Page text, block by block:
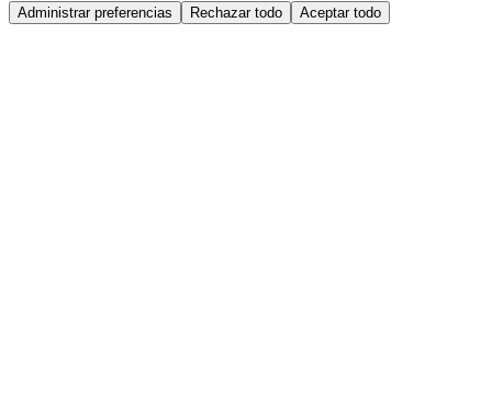
Administrar preferencias Rechazar todo Aceptar todo